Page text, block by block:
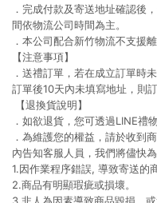
．完成付款及寄送地址確認後
間依物流公司時間為主。
．本公司配合新竹物流不支援
【注意事項】
．送禮訂單，若在成立訂單時
訂單後10天內未填寫地址，則
【退換貨說明】
．如欲退貨，您可透過LINE
．為維護您的權益，請於收到
內告知客服人員，我們將儘快為
1.因作業程序錯誤, 導致寄送的
2.商品有明顯瑕疵或損壞。